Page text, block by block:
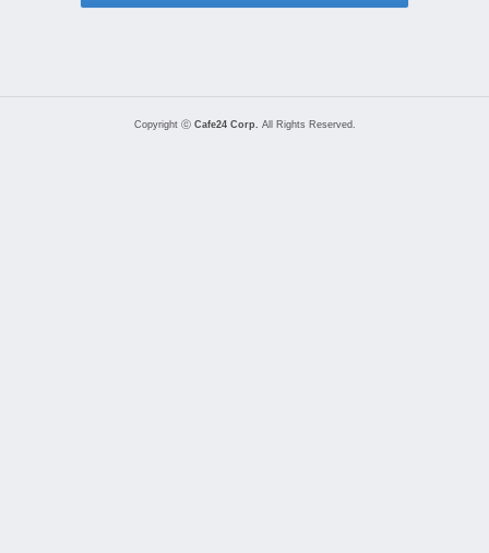
Copyright ⓒ Cafe24 Corp. All Rights Reserved.